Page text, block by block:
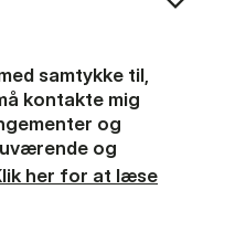
samtykke til,
kontakte mig
og
og
her for at læse